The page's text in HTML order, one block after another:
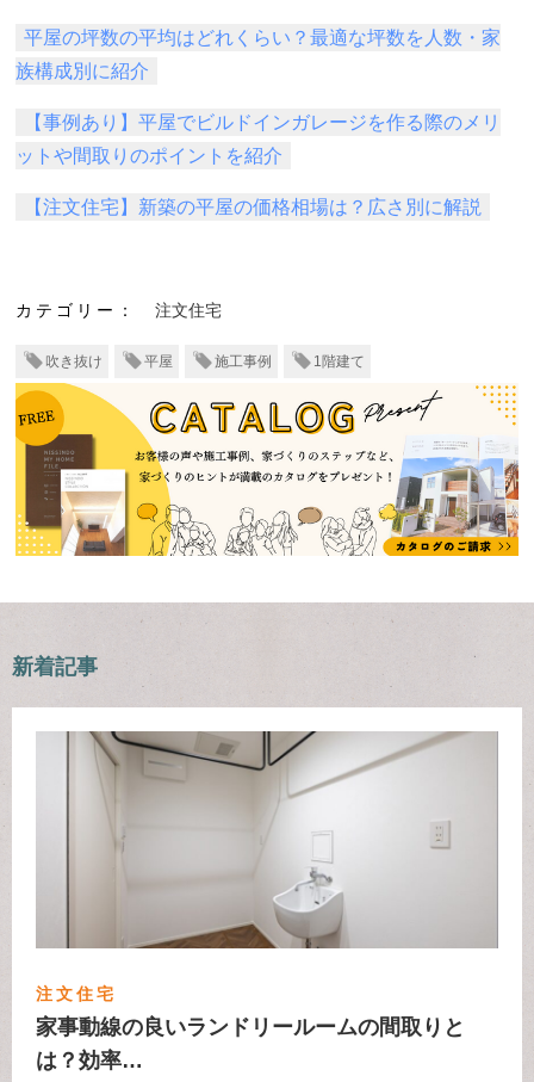
平屋の坪数の平均はどれくらい？最適な坪数を人数・家
族構成別に紹介
【事例あり】平屋でビルドインガレージを作る際のメリ
ットや間取りのポイントを紹介
【注文住宅】新築の平屋の価格相場は？広さ別に解説
カテゴリー： 注文住宅
吹き抜け 平屋 施工事例 1階建て
新着記事
注文住宅
家事動線の良いランドリールームの間取りと
は？効率…